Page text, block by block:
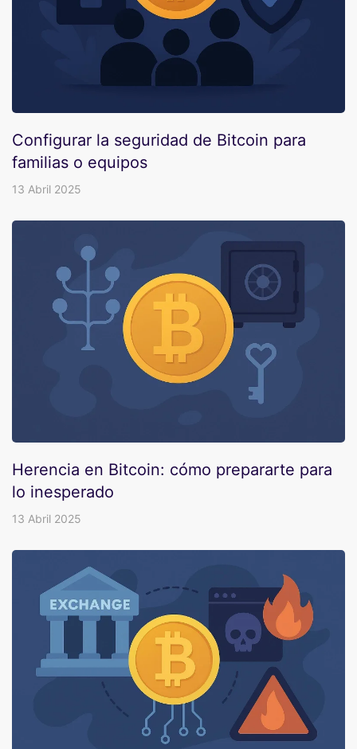
Configurar la seguridad de Bitcoin para
familias o equipos
13 Abril 2025
Herencia en Bitcoin: cómo prepararte para
lo inesperado
13 Abril 2025